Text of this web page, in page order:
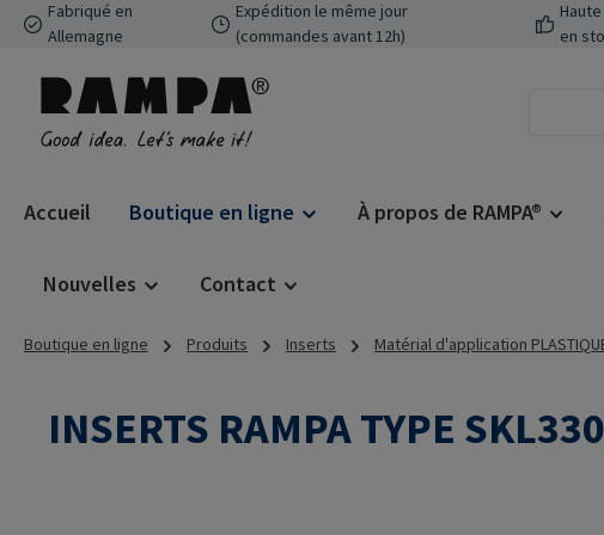
au contenu principal
Passer à la recherche
Passer à la navigation principale
Fabriqué en
Allemagne
Expédition le même jour
(commandes avant 12h)
en
Accueil Boutique en ligne À propos de RAMPA®
Nouvelles Contact
Boutique en ligne Produits Inserts Matérial d'application
INSERTS RAMPA TYPE SKL330